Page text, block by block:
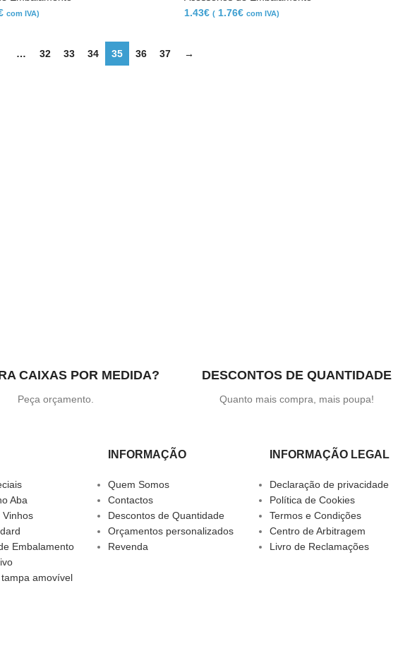
com IVA)
1.43€ ( 1.76€ com IVA)
… 32 33 34 35 36 37 →
CAIXAS POR MEDIDA?
Peça orçamento.
DESCONTOS DE QUANTIDADE
Quanto mais compra, mais poupa!
Aba
Vinhos
Embalamento
amovível
INFORMAÇÃO
Quem Somos
Contactos
Descontos de Quantidade
Orçamentos personalizados
Revenda
INFORMAÇÃO LEGAL
Declaração de privacidade
Política de Cookies
Termos e Condições
Centro de Arbitragem
Livro de Reclamações